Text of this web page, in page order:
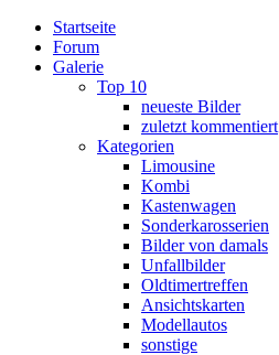
Startseite
Forum
Galerie
Top 10
neueste Bilder
zuletzt kommentiert
Kategorien
Limousine
Kombi
Kastenwagen
Sonderkarosserien
Bilder von damals
Unfallbilder
Oldtimertreffen
Ansichtskarten
Modellautos
sonstige